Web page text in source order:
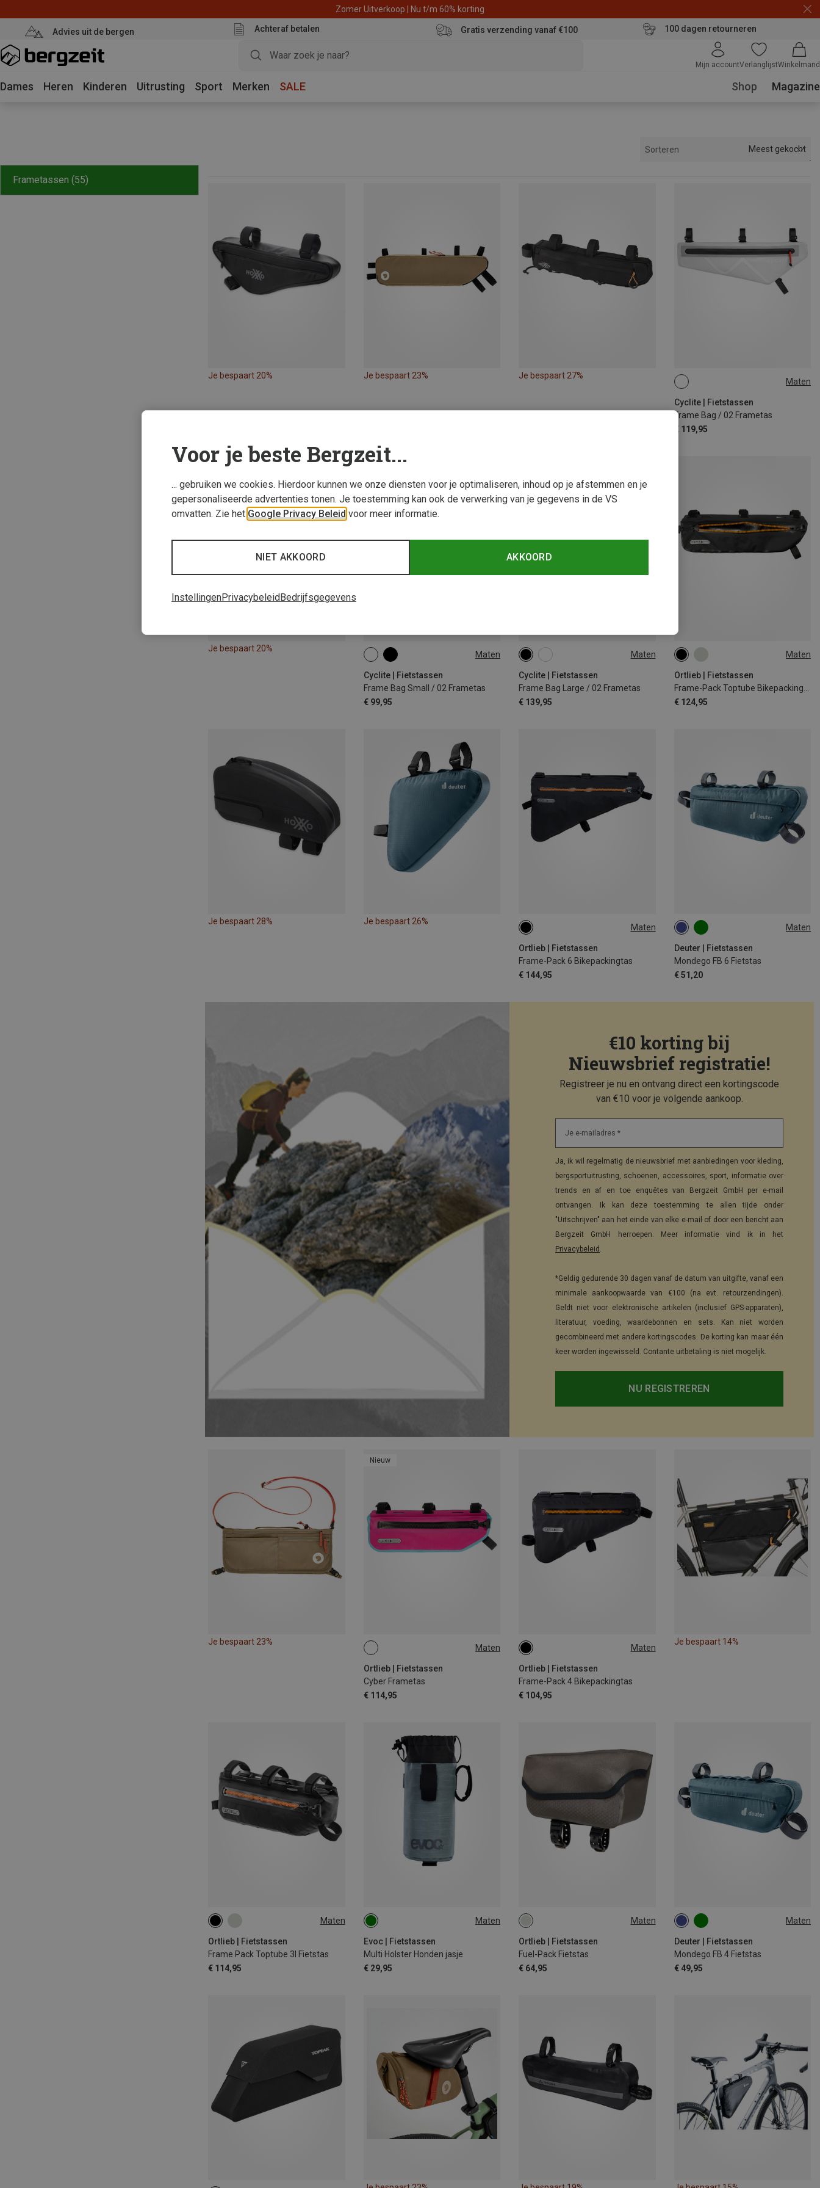
Zomer Uitverkoop | Nu t/m 60% korting
Advies uit de bergen Achteraf betalen Gratis verzending vanaf €100 100 dagen retourneren
Mijn accountVerlanglijstWinkelmand
Dames Heren Kinderen Uitrusting Sport Merken SALE Shop Magazine
Frametassen (55)
Sorteren Meest gekocht
Je bespaart 20% Je bespaart 23% Je bespaart 27%
Maten
Cyclite | Fietstassen
Frame Bag / 02 Frametas
€ 119,95
2.8L
Je bespaart 20%
Maten
Cyclite | Fietstassen
Frame Bag Small / 02 Frametas
€ 99,95
1,4L Maten
Cyclite | Fietstassen
Frame Bag Large / 02 Frametas
€ 139,95
3.6L Maten
Ortlieb | Fietstassen
€ 124,95
4L
Je bespaart 28% Je bespaart 26%
Maten
Ortlieb | Fietstassen
Frame-Pack 6 Bikepackingtas
€ 144,95
6L Maten
Deuter | Fietstassen
Mondego FB 6 Fietstas
€ 51,20
6L
€10 korting bij
Nieuwsbrief registratie!
Registreer je nu en ontvang direct een kortingscode
van €10 voor je volgende aankoop.
Je e-mailadres *
Ja, ik wil regelmatig de nieuwsbrief met aanbiedingen voor kleding,
bergsportuitrusting, schoenen, accessoires, sport, informatie over
trends en af en toe enquêtes van Bergzeit GmbH per e-mail
ontvangen. Ik kan deze toestemming te allen tijde onder
"Uitschrijven" aan het einde van elke e-mail of door een bericht aan
Bergzeit GmbH herroepen. Meer informatie vind ik in het
Privacybeleid .
*Geldig gedurende 30 dagen vanaf de datum van uitgifte, vanaf een
minimale aankoopwaarde van €100 (na evt. retourzendingen).
Geldt niet voor elektronische artikelen (inclusief GPS-apparaten),
literatuur, voeding, waardebonnen en sets. Kan niet worden
gecombineerd met andere kortingscodes. De korting kan maar één
keer worden ingewisseld. Contante uitbetaling is niet mogelijk.
NU REGISTREREN
Je bespaart 23%
Nieuw
Maten
Ortlieb | Fietstassen
Cyber Frametas
€ 114,95
3L Maten
Ortlieb | Fietstassen
Frame-Pack 4 Bikepackingtas
€ 104,95
4L
Je bespaart 14%
Maten
Ortlieb | Fietstassen
Frame Pack Toptube 3l Fietstas
€ 114,95
3L Maten
Evoc | Fietstassen
Multi Holster Honden jasje
€ 29,95
0.75L Maten
Ortlieb | Fietstassen
Fuel-Pack Fietstas
€ 64,95
1L Maten
Deuter | Fietstassen
Mondego FB 4 Fietstas
€ 49,95
4L
Voor je beste Bergzeit...
... gebruiken we cookies. Hierdoor kunnen we onze diensten voor je optimaliseren, inhoud op je afstemmen en je
gepersonaliseerde advertenties tonen. Je toestemming kan ook de verwerking van je gegevens in de VS
omvatten. Zie het Google Privacy Beleid voor meer informatie.
AKKOORD
NIET AKKOORD
InstellingenPrivacybeleidBedrijfsgegevens